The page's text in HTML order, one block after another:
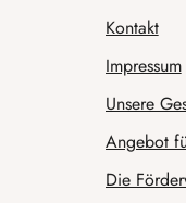
Kontakt
Impressum
Unsere
Angebot
Die